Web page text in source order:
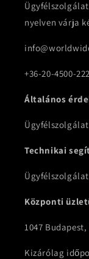
nyelven várja
+36-20-4500-222
Általános
Technikai
Központi
1047
Kizárólag